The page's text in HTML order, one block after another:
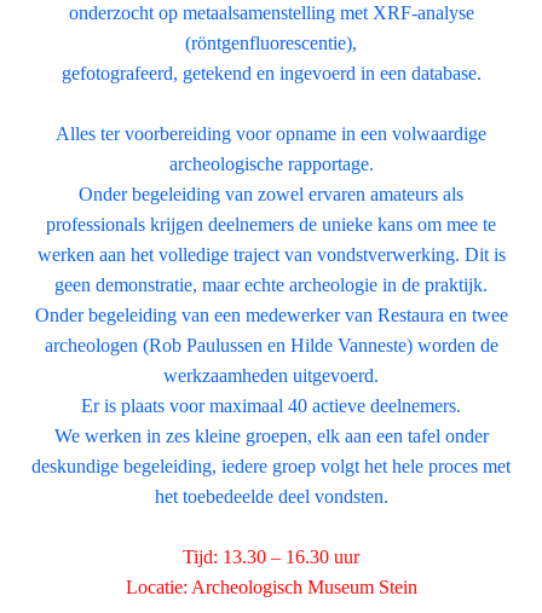
onderzocht op metaalsamenstelling met XRF-analyse
(röntgenfluorescentie),
gefotografeerd, getekend en ingevoerd in een database.
Alles ter voorbereiding voor opname in een volwaardige
archeologische rapportage.
Onder begeleiding van zowel ervaren amateurs als
professionals krijgen deelnemers de unieke kans om mee te
werken aan het volledige traject van vondstverwerking. Dit is
geen demonstratie, maar echte archeologie in de praktijk.
Onder begeleiding van een medewerker van Restaura en twee
archeologen (Rob Paulussen en Hilde Vanneste) worden de
werkzaamheden uitgevoerd.
Er is plaats voor maximaal 40 actieve deelnemers.
We werken in zes kleine groepen, elk aan een tafel onder
deskundige begeleiding, iedere groep volgt het hele proces met
het toebedeelde deel vondsten.
Tijd: 13.30 – 16.30 uur
Locatie: Archeologisch Museum Stein